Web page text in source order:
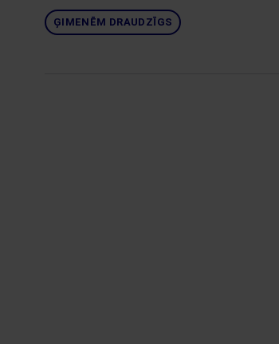
ĢIMENĒM DRAUDZĪGS